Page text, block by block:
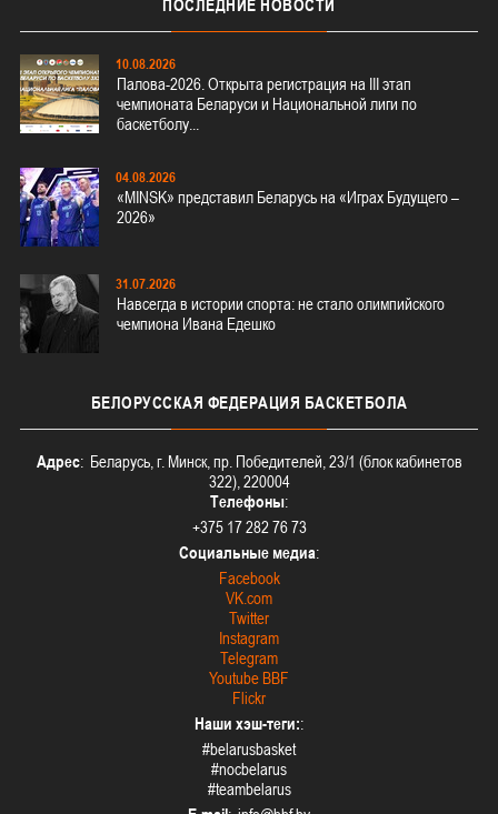
ПОСЛЕДНИЕ НОВОСТИ
10.08.2026
Палова-2026. Открыта регистрация на III этап
чемпионата Беларуси и Национальной лиги по
баскетболу...
04.08.2026
«MINSK» представил Беларусь на «Играх Будущего –
2026»
31.07.2026
Навсегда в истории спорта: не стало олимпийского
чемпиона Ивана Едешко
БЕЛОРУССКАЯ ФЕДЕРАЦИЯ БАСКЕТБОЛА
Адрес: Беларусь, г. Минск, пр. Победителей, 23/1 (блок кабинетов
322), 220004
Телефоны:
+375 17 282 76 73
Социальные медиа:
Facebook
VK.com
Twitter
Instagram
Telegram
Youtube BBF
Flickr
Наши хэш-теги::
#belarusbasket
#nocbelarus
#teambelarus